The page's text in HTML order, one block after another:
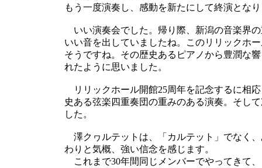
もう一度演奏し、感動を新たにして終演とな
いい演奏会でした。帰り際、新潟の音楽界
いい音を出していましたね。このリリックホ
そうですね。その歴史あるピアノから豊潤な
れたように思いました。
リリックホール開館25周年を記念するに相
史ある弦楽四重奏団の重みのある演奏。そし
した。
澤クヮルテットは、「カルテット」でなく
わりと気概、強い信念を感じます。
これまで30年間同じメンバーでやってきて